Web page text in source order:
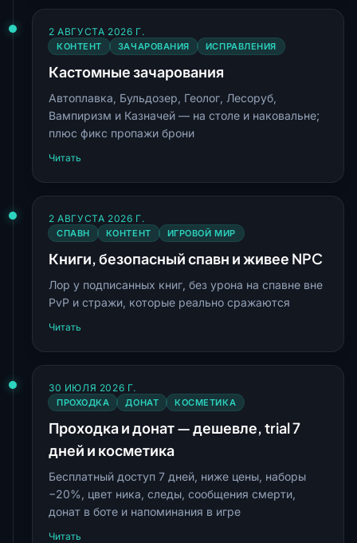
2 АВГУСТА 2026 Г.
КОНТЕНТ ЗАЧАРОВАНИЯ ИСПРАВЛЕНИЯ
Кастомные зачарования
Автоплавка, Бульдозер, Геолог, Лесоруб,
Вампиризм и Казначей — на столе и наковальне;
плюс фикс пропажи брони
Читать
2 АВГУСТА 2026 Г.
СПАВН КОНТЕНТ ИГРОВОЙ МИР
Книги, безопасный спавн и живее NPC
Лор у подписанных книг, без урона на спавне вне
PvP и стражи, которые реально сражаются
Читать
30 ИЮЛЯ 2026 Г.
ПРОХОДКА ДОНАТ КОСМЕТИКА
Проходка и донат — дешевле, trial 7
дней и косметика
Бесплатный доступ 7 дней, ниже цены, наборы
−20%, цвет ника, следы, сообщения смерти,
донат в боте и напоминания в игре
Читать